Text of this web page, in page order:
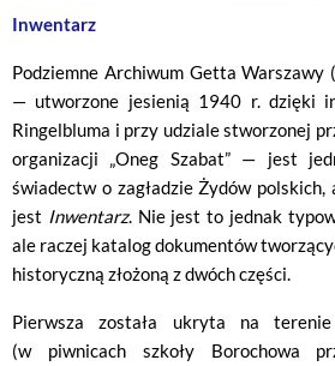
Inwentarz
Podziemne Archiwum Getta Warszawy
— utworzone jesienią 1940 r. dzięki
Ringelbluma i przy udziale stworzonej
organizacji „Oneg Szabat” — jest
świadectw o zagładzie Żydów
jest Inwentarz. Nie jest to jednak
ale raczej katalog dokumentów
historyczną złożoną z dwóch części.
Pierwsza została ukryta na
(w piwnicach szkoły Borochowa